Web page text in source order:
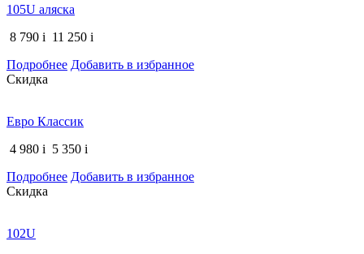
105U аляска
8 790 i 11 250 i
Подробнее Добавить в избранное
Скидка
Евро Классик
4 980 i 5 350 i
Подробнее Добавить в избранное
Скидка
102U